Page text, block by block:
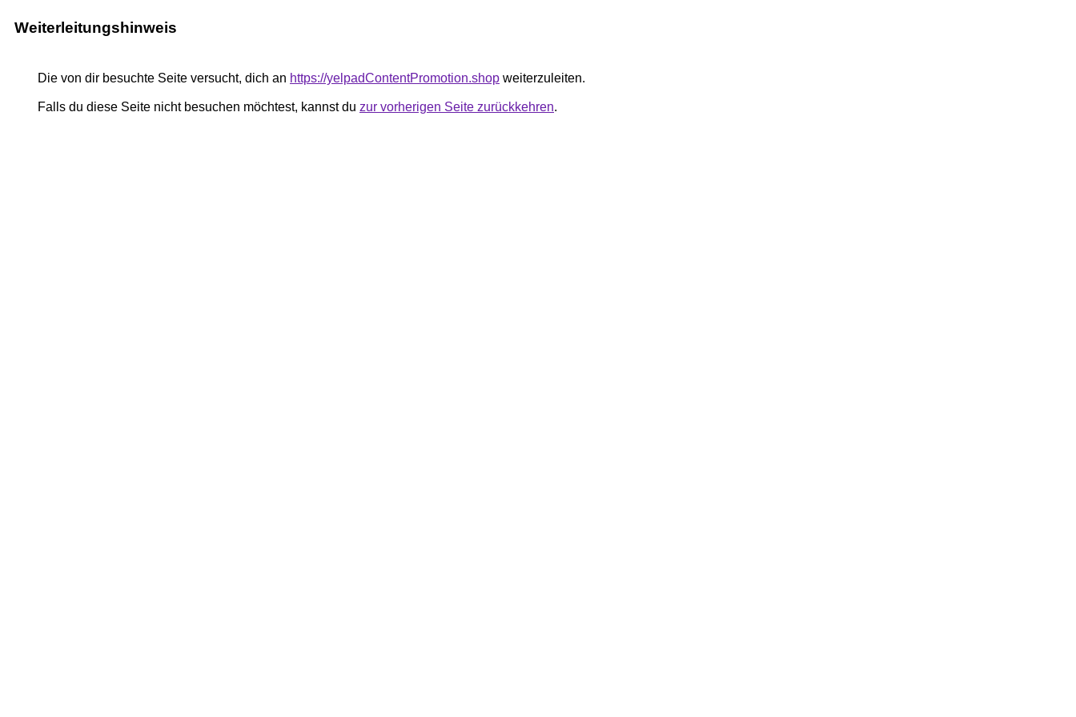
Weiterleitungshinweis
Die von dir besuchte Seite versucht, dich an https://yelpadContentPromotion.shop weiterzuleiten.
Falls du diese Seite nicht besuchen möchtest, kannst du zur vorherigen Seite zurückkehren.